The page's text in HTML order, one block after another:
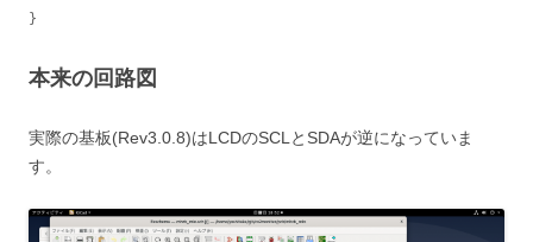
}
本来の回路図
実際の基板(Rev3.0.8)はLCDのSCLとSDAが逆になっていま
す。